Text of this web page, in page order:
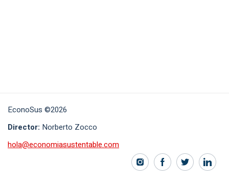
EconoSus ©2026
Director: Norberto Zocco
hola@economiasustentable.com